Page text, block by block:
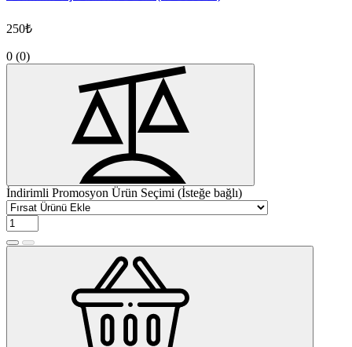
250₺
0 (0)
İndirimli Promosyon Ürün Seçimi (İsteğe bağlı)